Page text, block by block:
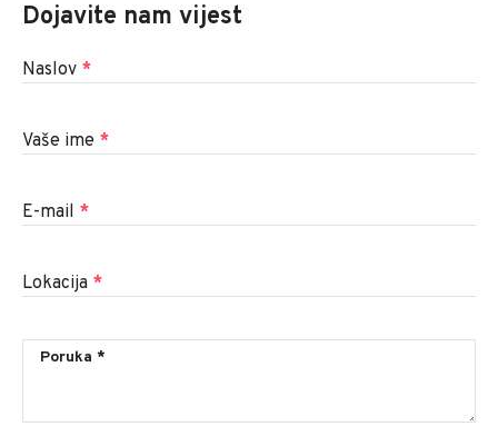
Dojavite nam vijest
Naslov *
Vaše ime *
E-mail *
Lokacija *